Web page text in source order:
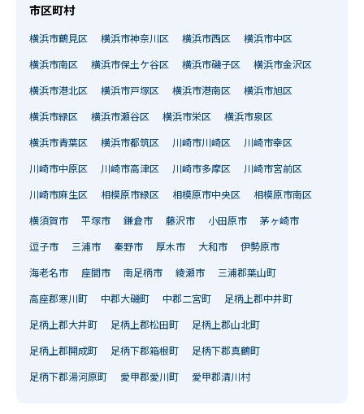
市区町村
横浜市鶴見区 横浜市神奈川区 横浜市西区 横浜市中区
横浜市南区 横浜市保土ケ谷区 横浜市磯子区 横浜市金沢区
横浜市港北区 横浜市戸塚区 横浜市港南区 横浜市旭区
横浜市緑区 横浜市瀬谷区 横浜市栄区 横浜市泉区
横浜市青葉区 横浜市都筑区 川崎市川崎区 川崎市幸区
川崎市中原区 川崎市高津区 川崎市多摩区 川崎市宮前区
川崎市麻生区 相模原市緑区 相模原市中央区 相模原市南区
横須賀市 平塚市 鎌倉市 藤沢市 小田原市 茅ヶ崎市
逗子市 三浦市 秦野市 厚木市 大和市 伊勢原市
海老名市 座間市 南足柄市 綾瀬市 三浦郡葉山町
高座郡寒川町 中郡大磯町 中郡二宮町 足柄上郡中井町
足柄上郡大井町 足柄上郡松田町 足柄上郡山北町
足柄上郡開成町 足柄下郡箱根町 足柄下郡真鶴町
足柄下郡湯河原町 愛甲郡愛川町 愛甲郡清川村